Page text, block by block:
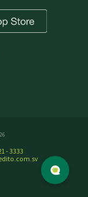
- 3333